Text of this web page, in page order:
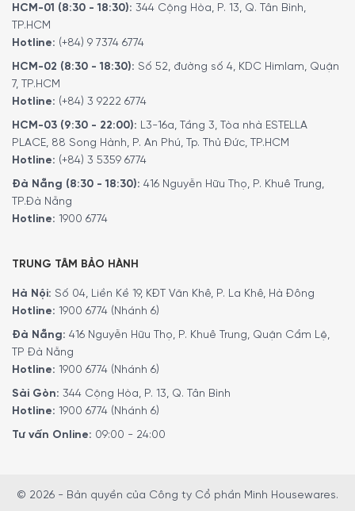
Để đặt mua sản phẩm, Quý khách hàng vui lòng liên hệ:
Hotline:1900 6774hoặc 024 7300 6774
những tư vấn chi tiết và đặt mua sản phẩm.
Hoặc Đặt hàng trực tiếp trên website, Minh House sẽ
showroomcủaMinh Housetrên toàn quốc để trải
HCM-01 (8:30 - 18:30): 344 Cộng Hòa, P. 13, Q. Tân Bình,
TP.HCM
Hotline: (+84) 9 7374 6774
HCM-02 (8:30 - 18:30): Số 52, đường số 4, KDC Himlam, Quận
7, TP.HCM
Hotline: (+84) 3 9222 6774
HCM-03 (9:30 - 22:00): L3-16a, Tầng 3, Tòa nhà ESTELLA
PLACE, 88 Song Hành, P. An Phú, Tp. Thủ Đức, TP.HCM
Hotline: (+84) 3 5359 6774
Đà Nẵng (8:30 - 18:30): 416 Nguyễn Hữu Thọ, P. Khuê Trung,
TP.Đà Nẵng
Hotline: 1900 6774
TRUNG TÂM BẢO HÀNH
Hà Nội: Số 04, Liền Kề 19, KĐT Văn Khê, P. La Khê, Hà Đông
Hotline: 1900 6774 (Nhánh 6)
Đà Nẵng: 416 Nguyễn Hữu Thọ, P. Khuê Trung, Quận Cẩm Lệ,
TP Đà Nẵng
Hotline: 1900 6774 (Nhánh 6)
Sài Gòn: 344 Cộng Hòa, P. 13, Q. Tân Bình
Hotline: 1900 6774 (Nhánh 6)
Tư vấn Online: 09:00 - 24:00
© 2026 - Bản quyền của Công ty Cổ phần Minh Housewares.